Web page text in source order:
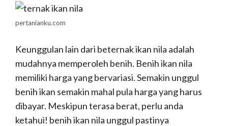
pertanianku.com
Keunggulan lain dari beternak ikan nila adalah
mudahnya memperoleh benih. Benih ikan nila
memiliki harga yang bervariasi. Semakin unggul
benih ikan semakin mahal pula harga yang harus
dibayar. Meskipun terasa berat, perlu anda
ketahui! benih ikan nila unggul pastinya